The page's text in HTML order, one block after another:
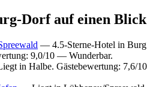
Dorf auf einen Blick
— 4.5-Sterne-Hotel in Burg
9,0/10 — Wunderbar.
in Halbe. Gästebewertung: 7,6/10